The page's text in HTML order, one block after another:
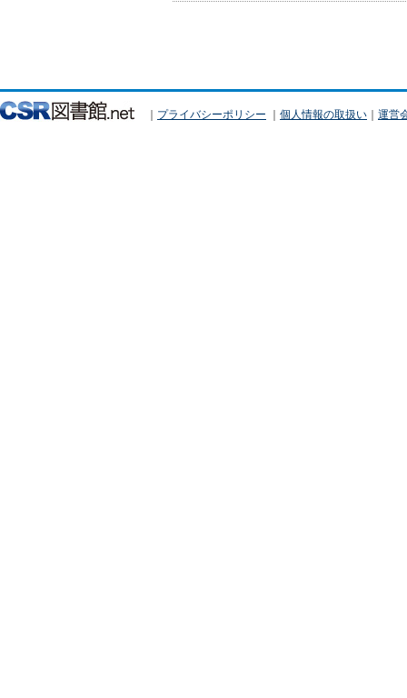
｜ プライバシーポリシー ｜ 個人情報の取扱い ｜ 運営